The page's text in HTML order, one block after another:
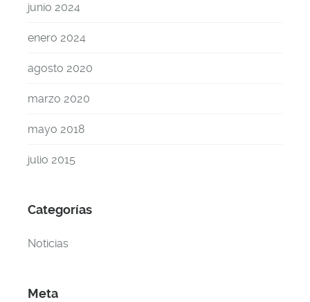
junio 2024
enero 2024
agosto 2020
marzo 2020
mayo 2018
julio 2015
Categorías
Noticias
Meta